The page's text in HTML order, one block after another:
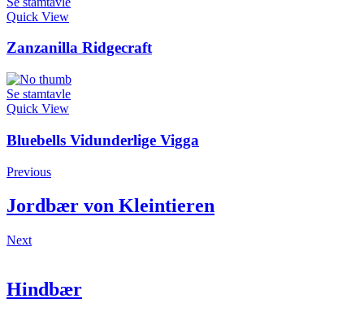
Quick View
Zanzanilla Ridgecraft
Se stamtavle
Quick View
Bluebells Vidunderlige Vigga
Previous
Jordbær von Kleintieren
Next
Hindbær